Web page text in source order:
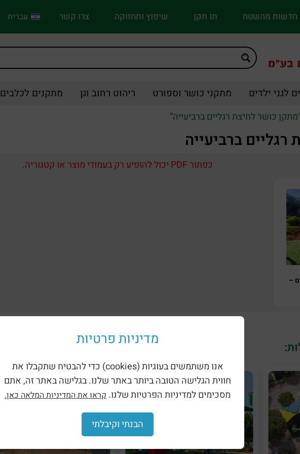
חדשות מהשטח תו תקן שיפוץ ותחזוקה צרו קשר עברית
לגני ילדים מתקני כושר וספורט ריהוט רחוב וגן מתקנים לכלבים
כושר לחיצת רגליים ברביעייה”
ברביעייה
כפתור PDF יכול להופיע רק בעמודי מוצר או קטגוריה.
–
מדיניות פרטיות
אנו משתמשים בעוגיות (cookies) כדי להבטיח שתקבלו את
חווית הגלישה הטובה ביותר באתר שלנו. בגלישה באתר זה, אתם
מסכימים למדיניות הפרטיות שלנו. קראו את המדיניות המלאה כאן.
הבנתי וקיבלתי